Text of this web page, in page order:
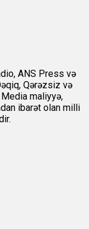
ANS Press və
Qərəzsiz və
Media maliyyə,
ibarət olan milli